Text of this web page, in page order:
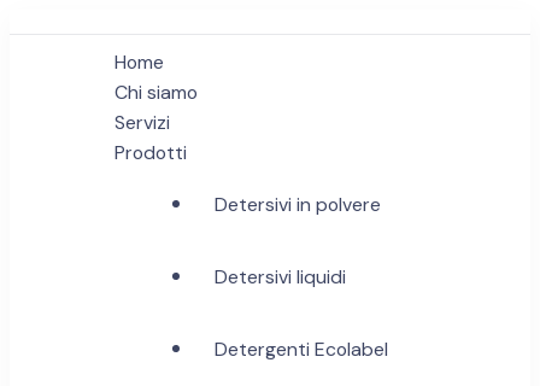
Home
Chi siamo
Servizi
Prodotti
Detersivi in polvere
Detersivi liquidi
Detergenti Ecolabel